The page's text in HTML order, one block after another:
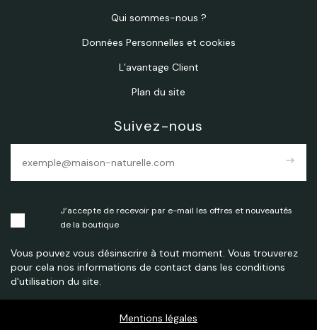
Qui sommes-nous ?
Données Personnelles et cookies
L’avantage Client
Plan du site
Suivez-nous
east
J’accepte de recevoir par e-mail les offres et nouveautés
de la boutique
Vous pouvez vous désinscrire à tout moment. Vous trouverez
pour cela nos informations de contact dans les conditions
d'utilisation du site.
Mentions légales